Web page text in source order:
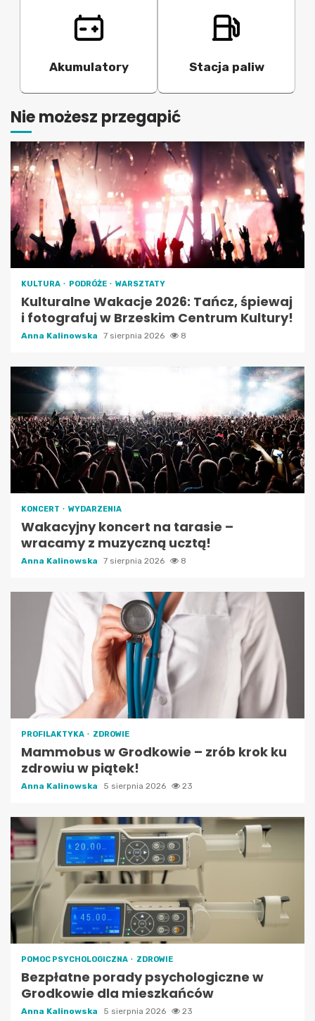
Akumulatory Stacja paliw
Nie możesz przegapić
KULTURA PODRÓŻE WARSZTATY
Kulturalne Wakacje 2026: Tańcz, śpiewaj
i fotografuj w Brzeskim Centrum Kultury!
Anna Kalinowska 7 sierpnia 2026 8
KONCERT WYDARZENIA
Wakacyjny koncert na tarasie –
wracamy z muzyczną ucztą!
Anna Kalinowska 7 sierpnia 2026 8
PROFILAKTYKA ZDROWIE
Mammobus w Grodkowie – zrób krok ku
zdrowiu w piątek!
Anna Kalinowska 5 sierpnia 2026 23
POMOC PSYCHOLOGICZNA ZDROWIE
Bezpłatne porady psychologiczne w
Grodkowie dla mieszkańców
Anna Kalinowska 5 sierpnia 2026 23